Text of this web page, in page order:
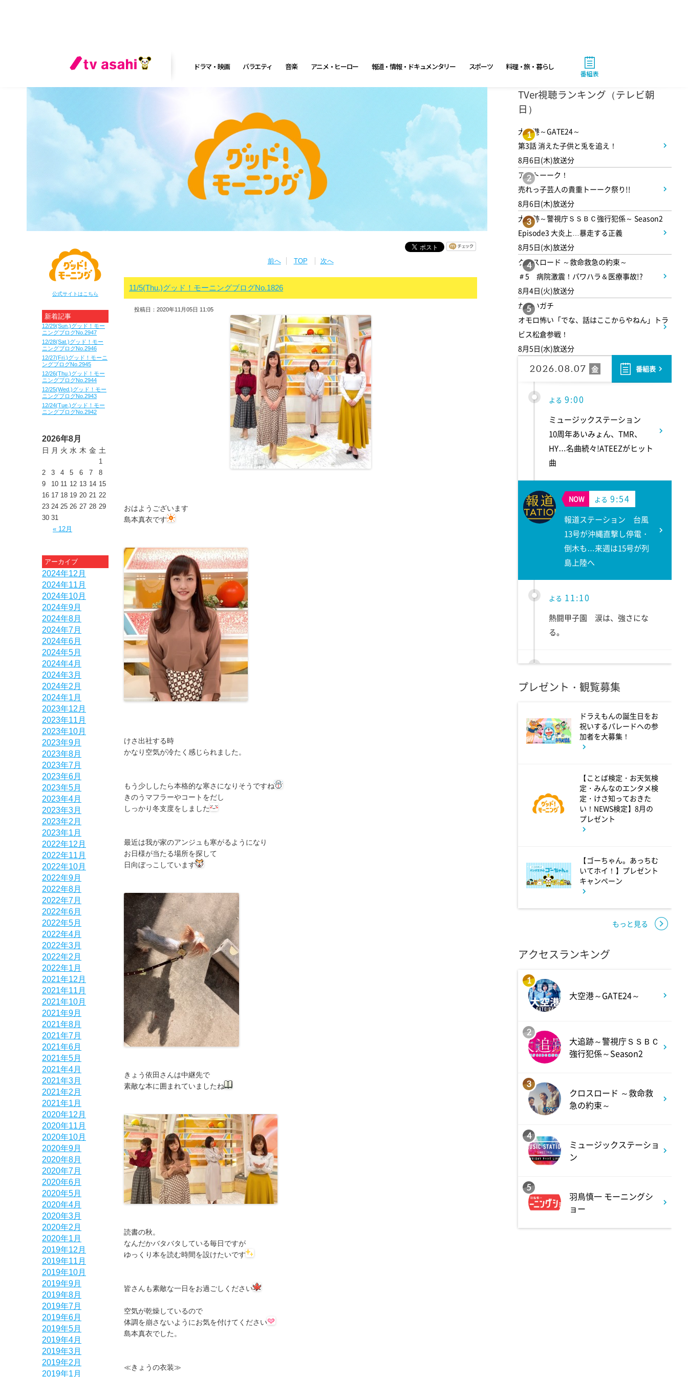
ドラマ・映画 バラエティ 音楽 アニメ・ヒーロー 報道・情報・ドキュメンタリー スポーツ 料理・旅・暮らし
番組表
公式サイトはこちら
新着記事
12/29(Sun.)グッド！モー
ニングブログNo.2947
12/28(Sat.)グッド！モー
ニングブログNo.2946
12/27(Fri.)グッド！モーニ
ングブログNo.2945
12/26(Thu.)グッド！モー
ニングブログNo.2944
12/25(Wed.)グッド！モー
ニングブログNo.2943
12/24(Tue.)グッド！モー
ニングブログNo.2942
2026年8月
日 月 火 水 木 金 土
1
2
3 4 5 6 7
8
9
10 11 12 13 14 15
16 17 18 19 20 21 22
23 24 25 26 27 28 29
30 31
« 12月
アーカイブ
2024年12月
2024年11月
2024年10月
2024年9月
2024年8月
2024年7月
2024年6月
2024年5月
2024年4月
2024年3月
2024年2月
2024年1月
2023年12月
2023年11月
2023年10月
2023年9月
2023年8月
2023年7月
2023年6月
2023年5月
2023年4月
2023年3月
2023年2月
2023年1月
2022年12月
2022年11月
2022年10月
2022年9月
2022年8月
2022年7月
2022年6月
2022年5月
2022年4月
2022年3月
2022年2月
2022年1月
2021年12月
2021年11月
2021年10月
2021年9月
2021年8月
2021年7月
2021年6月
2021年5月
2021年4月
2021年3月
2021年2月
2021年1月
2020年12月
2020年11月
2020年10月
2020年9月
2020年8月
2020年7月
2020年6月
2020年5月
2020年4月
2020年3月
2020年2月
2020年1月
2019年12月
2019年11月
2019年10月
2019年9月
2019年8月
2019年7月
2019年6月
2019年5月
2019年4月
2019年3月
2019年2月
2019年1月
前へ TOP 次へ
11/5(Thu.)グッド！モーニングブログNo.1826
投稿日：2020年11月05日 11:05
おはようございます
島本真衣です
けさ出社する時
かなり空気が冷たく感じられました。
もう少ししたら本格的な寒さになりそうですね
きのうマフラーやコートをだし
しっかり冬支度をしました
最近は我が家のアンジュも寒がるようになり
お日様が当たる場所を探して
日向ぼっこしています
きょう依田さんは中継先で
素敵な本に囲まれていましたね
読書の秋。
なんだかバタバタしている毎日ですが
ゆっくり本を読む時間を設けたいです
皆さんも素敵な一日をお過ごしください
空気が乾燥しているので
体調を崩さないようにお気を付けてください
島本真衣でした。
≪きょうの衣装≫
TVer視聴ランキング（テレビ朝
日）
1
大空港～GATE24～
第3話 消えた子供と兎を追え！
8月6日(木)放送分
2
アメトーーク！
売れっ子芸人の貴重トーーク祭り!!
8月6日(木)放送分
3
大追跡～警視庁ＳＳＢＣ強行犯係～ Season2
Episode3 大炎上…暴走する正義
8月5日(水)放送分
4
クロスロード ～救命救急の約束～
＃5 病院激震！パワハラ＆医療事故!?
8月4日(火)放送分
5
かまいガチ
オモロ怖い「でな、話はここからやねん」トラ
ビス松倉参戦！
8月5日(水)放送分
2026.08.07 金 番組表
相棒16 #11
午後 4:48
よる 6:50
ザワつく!路線バスで寄り道の
旅 【“東京&横浜"2大都市の地
下街グルメを巡る!】
よる 8:00
マツコ&有吉 かりそめ天国
M-1王者たくろうの滋賀の魅力
プレゼンツアー
よる 8:54
私の幸福時間
よる 9:00
ミュージックステーション
10周年あいみょん、TMR、
HY…名曲続々!ATEEZがヒット
曲
NOW よる 9:54
報道ステーション 台風
13号が沖縄直撃し停電・
倒木も…来週は15号が列
島上陸へ
よる 11:10
熱闘甲子園 涙は、強さにな
る。
11:40
気づきの扉
よる 11:45
名探偵のままでいて #4
0:45
キッチンカー大作戦!
1:15
バズマンTV
深夜 1:45
ラブ!!Jリーグ
2:00
深夜 2:20
深夜 2:22
深夜
新日ちゃんぴおん! 天山広吉
クリニックでお悩み解決!
イベレコ
プレゼント・観覧募集
ドラえもんの誕生日をお
祝いするパレードへの参
加者を大募集！
【ことば検定・お天気検
定・みんなのエンタメ検
定・けさ知っておきた
い！NEWS検定】8月の
プレゼント
【ゴーちゃん。あっちむ
いてホイ！】プレゼント
キャンペーン
もっと見る
アクセスランキング
1
大空港～GATE24～
2
大追跡～警視庁ＳＳＢＣ
強行犯係～Season2
3
クロスロード ～救命救
急の約束～
4
ミュージックステーショ
ン
5
羽鳥慎一 モーニングシ
ョー